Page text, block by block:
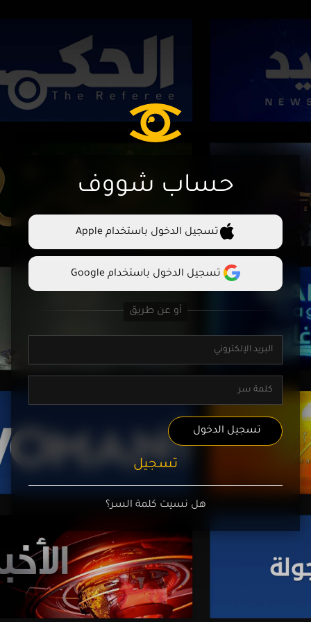
حساب شووف
تسجيل الدخول باستخدام Apple
تسجيل الدخول باستخدام Google
تسجيل الدخول
تسجيل
هل نسيت كلمة السر؟